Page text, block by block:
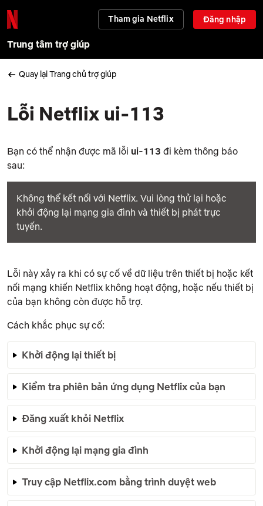
Tham gia Netflix Đăng nhập
Trung tâm trợ giúp
Quay lại Trang chủ trợ giúp
Lỗi Netflix ui-113
Bạn có thể nhận được mã lỗi ui-113 đi kèm thông báo
sau:
Không thể kết nối với Netflix. Vui lòng thử lại hoặc
khởi động lại mạng gia đình và thiết bị phát trực
tuyến.
Lỗi này xảy ra khi có sự cố về dữ liệu trên thiết bị hoặc kết
nối mạng khiến Netflix không hoạt động, hoặc nếu thiết bị
của bạn không còn được hỗ trợ.
Cách khắc phục sự cố:
Khởi động lại thiết bị
Kiểm tra phiên bản ứng dụng Netflix của bạn
Đăng xuất khỏi Netflix
Khởi động lại mạng gia đình
Truy cập Netflix.com bằng trình duyệt web